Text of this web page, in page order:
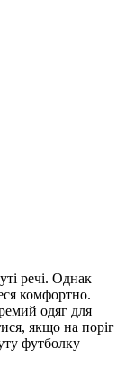
речі. Однак
комфортно.
одяг для
якщо на поріг
футболку